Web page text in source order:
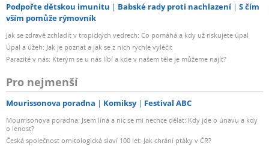
Podpořte dětskou imunitu Babské rady proti nachlazení
S čím
vším pomůže rýmovník
Jak se zdravě zchladit v tropických vedrech: Co pomáhá a kdy už riskujete úpal
Úpal a úžeh: Jak je poznat a jak se z nich rychle vyléčit
Parazité v nás: Kterým se u nás líbí a kde v našem těle je můžeme najít?
Pro nejmenší
Mourissonova poradna Komiksy Festival ABC
Mourrisonova poradna: Jsem líná a nic se mi nechce dělat: Kdy jde o únavu a kdy
o lenost?
Česká společnost ornitologická slaví 100 let: Jak chrání ptáky v ČR?